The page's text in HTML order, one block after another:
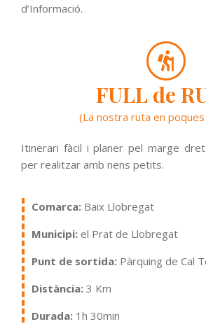
d’Informació.
FULL de
(La nostra ruta en
Itinerari fàcil i planer pel marge
per realitzar amb nens petits.
Comarca: Baix Llobregat
Municipi: el Prat de Llobregat
Punt de sortida: Pàrquing de Cal
Distància: 3 Km
Durada: 1h 30min